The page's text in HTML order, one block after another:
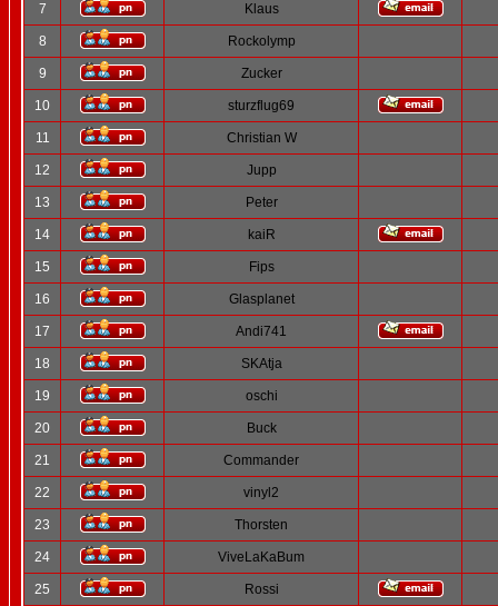
7 Klaus
8 Rockolymp
9 Zucker
10 sturzflug69
11 Christian W
12 Jupp
13 Peter
14 kaiR
15 Fips
16 Glasplanet
17 Andi741
18 SKAtja
19 oschi
20 Buck
21 Commander
22 vinyl2
23 Thorsten
24 ViveLaKaBum
25 Rossi